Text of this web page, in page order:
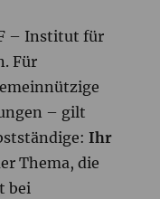
– Institut für
Für
– gilt
Ihr
Thema, die
bei